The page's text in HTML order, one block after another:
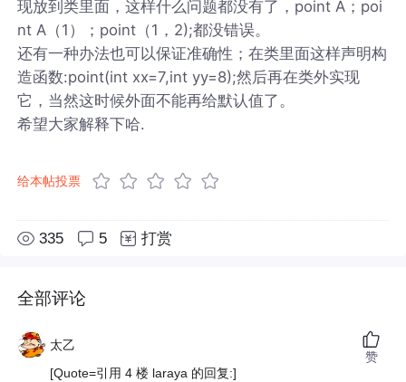
现放到类里面，这样什么问题都没有了，point A；poi
nt A（1）；point（1，2);都没错误。
还有一种办法也可以保证准确性；在类里面这样声明构
造函数:point(int xx=7,int yy=8);然后再在类外实现
它，当然这时候外面不能再给默认值了。
希望大家解释下哈.
给本帖投票
335 5 打赏
全部评论
太乙
[Quote=引用 4 楼 laraya 的回复:]
赞